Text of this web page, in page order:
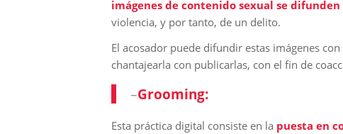
imágenes de contenido sexual se
violencia, y por tanto, de un delito.
El acosador puede difundir estas imágenes
chantajearla con publicarlas, con el fin de
–Grooming:
Esta práctica digital consiste en la puesta en